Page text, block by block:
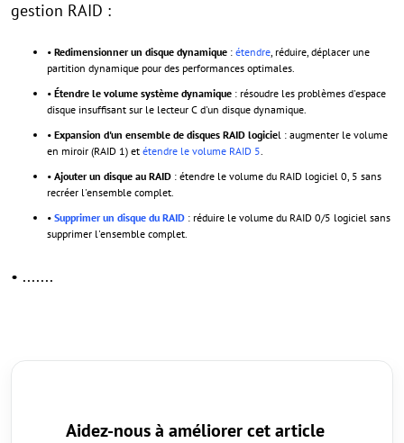
gestion RAID :
• Redimensionner un disque dynamique : étendre , réduire, déplacer une
partition dynamique pour des performances optimales.
• Étendre le volume système dynamique : résoudre les problèmes d'espace
disque insuffisant sur le lecteur C d'un disque dynamique.
• Expansion d'un ensemble de disques RAID logiciel : augmenter le volume
en miroir (RAID 1) et étendre le volume RAID 5
• Ajouter un disque au RAID : étendre le volume du RAID logiciel 0, 5 sans
recréer l'ensemble complet.
• Supprimer un disque du RAID : réduire le volume du RAID 0/5 logiciel sans
supprimer l'ensemble complet.
• .......
Aidez-nous à améliorer cet article